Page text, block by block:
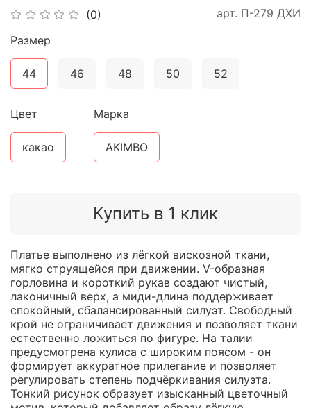
(0) арт. П-279 ДХИ
Купить в 1 клик
Размер
44 46 48 50 52
Цвет
какао
Марка
AKIMBO
Платье выполнено из лёгкой вискозной ткани,
мягко струящейся при движении. V-образная
горловина и короткий рукав создают чистый,
лаконичный верх, а миди-длина поддерживает
спокойный, сбалансированный силуэт. Свободный
крой не ограничивает движения и позволяет ткани
естественно ложиться по фигуре. На талии
предусмотрена кулиса с широким поясом - он
формирует аккуратное прилегание и позволяет
регулировать степень подчёркивания силуэта.
Тонкий рисунок образует изысканный цветочный